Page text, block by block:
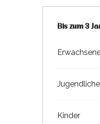
ab1
Bis zum3
Jugendliche
Kinder